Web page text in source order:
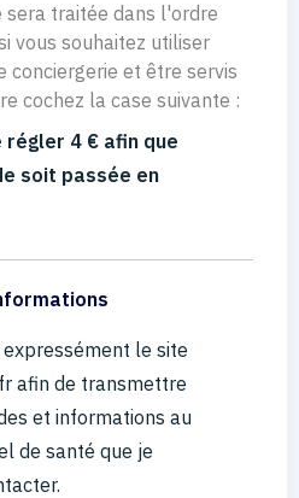
sera traitée dans l'ordre
vous souhaitez utiliser
conciergerie et être servis
cochez la case suivante :
régler 4 € afin que
soit passée en
le site
afin de transmettre
et informations au
de santé que je